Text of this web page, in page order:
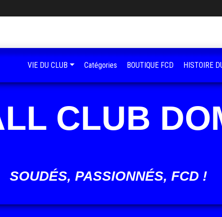
CLUB
SOUDÉS, PASSIONNÉS, FCD !
VIE DU CLUB Catégories BOUTIQUE FCD HISTOIRE